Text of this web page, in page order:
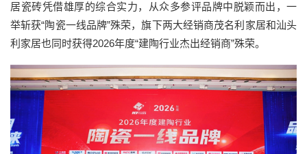
居瓷砖凭借雄厚的综合实力，从众多参评品牌中脱颖而出，一
举斩获“陶瓷一线品牌”殊荣，旗下两大经销商茂名利家居和汕头
利家居也同时获得2026年度“建陶行业杰出经销商”殊荣。